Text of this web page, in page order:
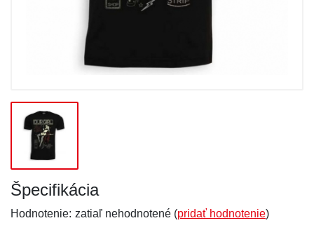
Špecifikácia
Hodnotenie: zatiaľ nehodnotené (pridať hodnotenie)